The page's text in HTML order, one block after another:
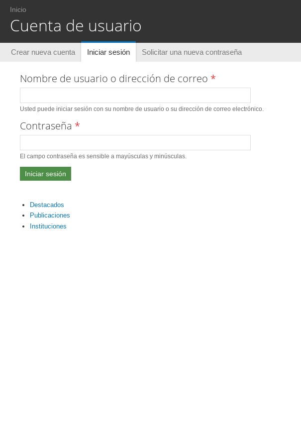
Usted está aquí
Inicio
Cuenta de usuario
Solapas principales
Crear nueva cuenta Iniciar sesión (solapa activa)
Solicitar una nueva contraseña
Nombre de usuario o dirección de correo *
Usted puede iniciar sesión con su nombre de usuario o su dirección de correo electrónico.
Contraseña *
El campo contraseña es sensible a mayúsculas y minúsculas.
Destacados
Publicaciones
Instituciones